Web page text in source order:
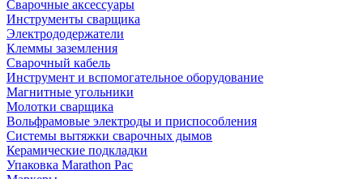
Сварочные аксессуары
Инструменты сварщика
Электрододержатели
Клеммы заземления
Сварочный кабель
Инструмент и вспомогательное оборудование
Магнитные угольники
Молотки сварщика
Вольфрамовые электроды и приспособления
Системы вытяжки сварочных дымов
Керамические подкладки
Упаковка Marathon Pac